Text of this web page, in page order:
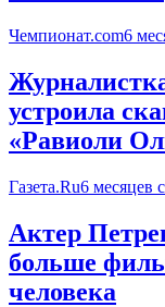
Чемпионат.com6
устроила
«Равиоли
Газета.Ru6 месяцев
Актер
больше
человека